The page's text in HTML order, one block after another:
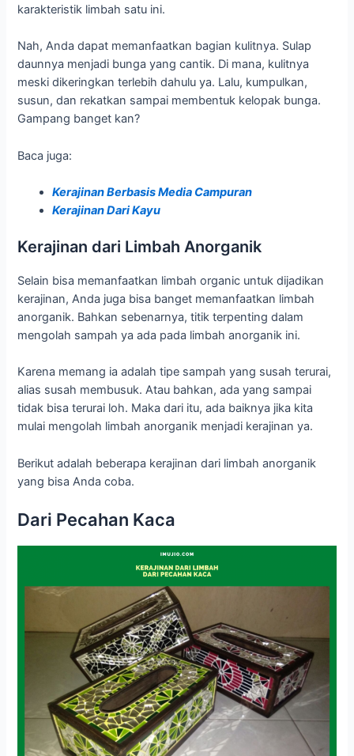
karakteristik limbah satu ini.
Nah, Anda dapat memanfaatkan bagian kulitnya. Sulap
daunnya menjadi bunga yang cantik. Di mana, kulitnya
meski dikeringkan terlebih dahulu ya. Lalu, kumpulkan,
susun, dan rekatkan sampai membentuk kelopak bunga.
Gampang banget kan?
Baca juga:
Kerajinan Berbasis Media Campuran
Kerajinan Dari Kayu
Kerajinan dari Limbah Anorganik
Selain bisa memanfaatkan limbah organic untuk dijadikan
kerajinan, Anda juga bisa banget memanfaatkan limbah
anorganik. Bahkan sebenarnya, titik terpenting dalam
mengolah sampah ya ada pada limbah anorganik ini.
Karena memang ia adalah tipe sampah yang susah terurai,
alias susah membusuk. Atau bahkan, ada yang sampai
tidak bisa terurai loh. Maka dari itu, ada baiknya jika kita
mulai mengolah limbah anorganik menjadi kerajinan ya.
Berikut adalah beberapa kerajinan dari limbah anorganik
yang bisa Anda coba.
Dari Pecahan Kaca